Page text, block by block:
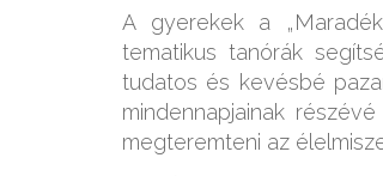
A gyerekek a
tematikus tanórák
tudatos és kevésbé
mindennapjainak
megteremteni az